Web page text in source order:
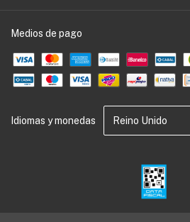
Medios de pago
Idiomas y monedas